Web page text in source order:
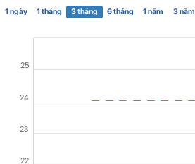
1 ngày 1 tháng 3 tháng 6 tháng 1 năm 3 năm
22
23
24
25